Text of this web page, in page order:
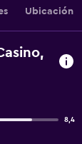
Ubicación
8,4